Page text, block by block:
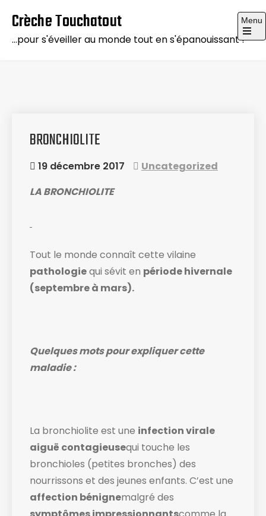
content
Crèche Touchatout
…pour s'éveiller au monde tout en s'épanouissant !
Menu
BRONCHIOLITE
19 décembre 2017
Uncategorized
LA BRONCHIOLITE
Tout le monde connaît cette vilaine
pathologiequi sévit en période hivernale
(septembre à mars).
Quelques mots pour expliquer cette
maladie :
La bronchiolite est une infection virale
aiguë contagieusequi touche les
bronchioles (petites bronches) des
nourrissons et des jeunes enfants. C’est une
affection bénignemalgré des